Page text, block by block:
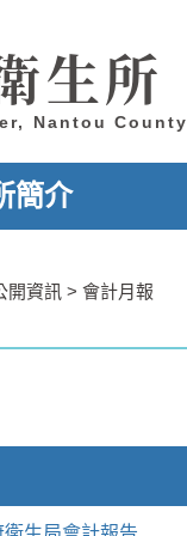
生所
Nantou County
簡介
開資訊 > 會計月報